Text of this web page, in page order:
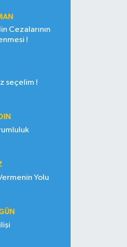
Cezalarının
!
seçelim !
ve sorumluluk
Yolu